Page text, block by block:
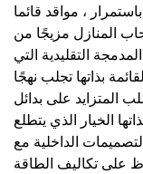
، مواقد قائما
المنازل مزيجًا من
التقليدية التي
بذاتها تجلب نهجًا
المتزايد على بدائل
الخيار الذي يتطلع
الداخلية مع